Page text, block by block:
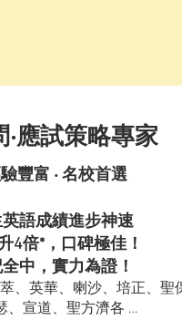
‧應試策略專家
豐富 ‧ 名校首選
語成績進步神速
4倍*，口碑極佳！
中，實力為證！
、英華、喇沙、培正、聖
、宣道、聖方濟各 …